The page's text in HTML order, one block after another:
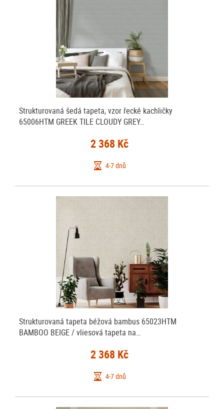
Strukturovaná šedá tapeta, vzor řecké kachličky
65006HTM GREEK TILE CLOUDY GREY…
2 368 Kč
4-7 dnů
Strukturovaná tapeta béžová bambus 65023HTM
BAMBOO BEIGE / vliesová tapeta na…
2 368 Kč
4-7 dnů